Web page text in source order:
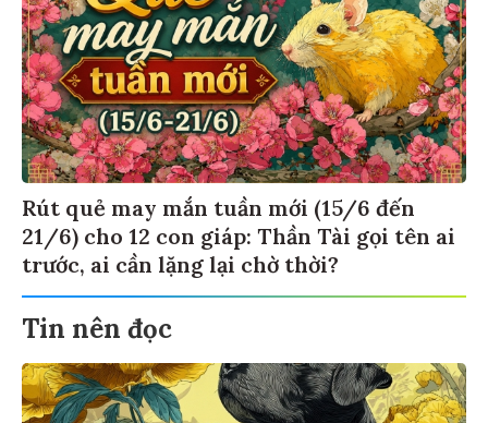
Rút quẻ may mắn tuần mới (15/6 đến
21/6) cho 12 con giáp: Thần Tài gọi tên ai
trước, ai cần lặng lại chờ thời?
Tin nên đọc